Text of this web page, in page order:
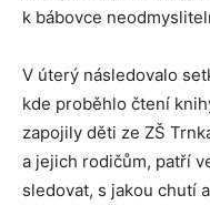
k bábovce
V úterý následovalo
kde proběhlo čtení
zapojily děti ze ZŠ
a jejich rodičům, patří
sledovat, s jakou chutí